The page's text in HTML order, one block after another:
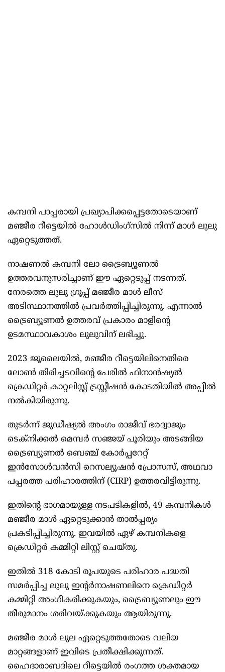
കമ്പനി പാപ്പരായി പ്രഖ്യാപിക്കപ്പെട്ടതോടെയാണ്
മഞ്ജീര റീട്ടെയിൽ ഹോൾഡിംഗ്സിൽ നിന്ന് മാൾ ലുലു
ഏറ്റെടുത്തത്.
നാഷണൽ കമ്പനി ലോ ട്രൈബ്യൂണൽ
ഉത്തരവനുസരിച്ചാണ് ഈ ഏറ്റെടുപ്പ് നടന്നത്.
നേരത്തെ ലുലു ഗ്രൂപ്പ് മഞ്ജീര മാൾ ലീസ്
അടിസ്ഥാനത്തിൽ പ്രവർത്തിപ്പിച്ചിരുന്നു. എന്നാൽ
ട്രൈബ്യൂണൽ ഉത്തരവ് പ്രകാരം മാളിന്റെ
ഉടമസ്ഥാവകാശം ലുലുവിന് ലഭിച്ചു.
2023 ജൂലൈയിൽ, മഞ്ജീര റീട്ടെയിലിനെതിരെ
ലോൺ തിരിച്ചടവിന്റെ പേരിൽ ഫിനാൻഷ്യൽ
ക്രെഡിറ്റർ കാറ്റലിസ്റ്റ് ട്രസ്റ്റീഷൻ കോടതിയിൽ അപ്പീൽ
നൽകിയിരുന്നു.
തുടര്‍ന്ന് ജുഡീഷ്യൽ അംഗം രാജീവ് ഭരദ്വാജും
ടെക്നിക്കൽ മെമ്പർ സഞ്ജയ് പൂരിയും അടങ്ങിയ
ട്രൈബ്യൂണൽ ബെഞ്ച് കോർപ്പറേറ്റ്
ഇൻസോൾവൻസി റെസല്യൂഷൻ പ്രോസസ്, അഥവാ
പപ്പരത്ത പരിഹാരത്തിന് (CIRP) ഉത്തരവിട്ടിരുന്നു.
ഇതിന്റെ ഭാഗമായുള്ള നടപടികളിൽ, 49 കമ്പനികൾ
മഞ്ജീര മാൾ ഏറ്റെടുക്കാൻ താൽപ്പര്യം
പ്രകടിപ്പിച്ചിരുന്നു. ഇവയിൽ ഏഴ് കമ്പനികളെ
ക്രെഡിറ്റര്‍ കമ്മിറ്റി ലിസ്റ്റ് ചെയ്തു.
ഇതിൽ 318 കോടി രൂപയുടെ പരിഹാര പദ്ധതി
സമർപ്പിച്ച ലുലു ഇന്റർനാഷണലിനെ ക്രെഡിറ്റര്‍
കമ്മിറ്റി അംഗീകരിക്കുകയും, ട്രൈബ്യൂണലും ഈ
തീരുമാനം ശരിവയ്ക്കുകയും ആയിരുന്നു.
മ‍ഞ്ജീര മാൾ ലുല ഏറ്റെടുത്തതോടെ വലിയ
മാറ്റങ്ങളാണ് ഇവിടെ പ്രതീക്ഷിക്കുന്നത്.
ഹൈദാരാബദിലെ റീട്ടെയിൽ രംഗത്ത ശക്തമായ